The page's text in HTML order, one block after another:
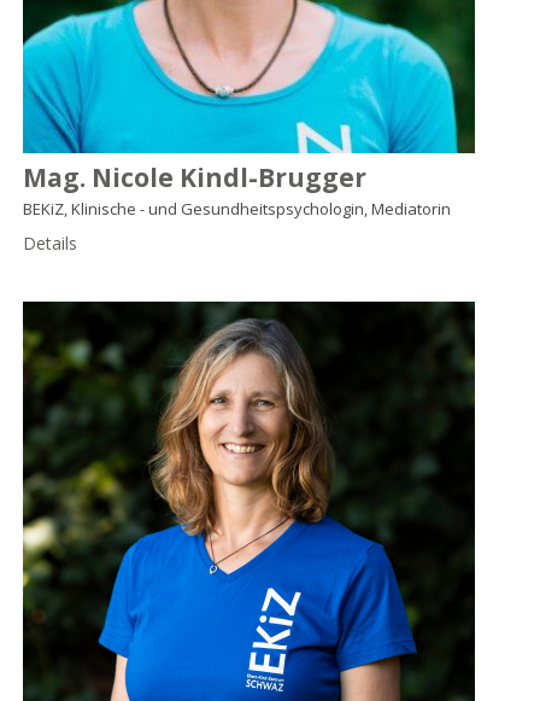
Mag. Nicole Kindl-Brugger
BEKiZ, Klinische - und Gesundheitspsychologin, Mediatorin
Details